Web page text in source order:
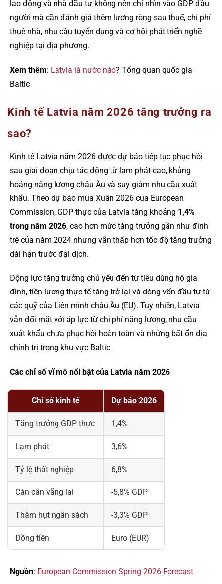
lao động và nhà đầu tư không nên chỉ nhìn vào GDP đầu
người mà cần đánh giá thêm lương ròng sau thuế, chi phí
thuê nhà, nhu cầu tuyển dụng và cơ hội phát triển nghề
nghiệp tại địa phương.
Xem thêm: Latvia là nước nào? Tổng quan quốc gia
Baltic
Kinh tế Latvia năm 2026 tăng trưởng ra
sao?
Kinh tế Latvia năm 2026 được dự báo tiếp tục phục hồi
sau giai đoạn chịu tác động từ lạm phát cao, khủng
hoảng năng lượng châu Âu và suy giảm nhu cầu xuất
khẩu. Theo dự báo mùa Xuân 2026 của European
Commission, GDP thực của Latvia tăng khoảng 1,4%
trong năm 2026, cao hơn mức tăng trưởng gần như đình
trệ của năm 2024 nhưng vẫn thấp hơn tốc độ tăng trưởng
dài hạn trước đại dịch.
Động lực tăng trưởng chủ yếu đến từ tiêu dùng hộ gia
đình, tiền lương thực tế tăng trở lại và dòng vốn đầu tư từ
các quỹ của Liên minh châu Âu (EU). Tuy nhiên, Latvia
vẫn đối mặt với áp lực từ chi phí năng lượng, nhu cầu
xuất khẩu chưa phục hồi hoàn toàn và những bất ổn địa
chính trị trong khu vực Baltic.
Các chỉ số vĩ mô nổi bật của Latvia năm 2026
Chỉ số kinh tế Dự báo 2026
Tăng trưởng GDP thực 1,4%
Lạm phát 3,6%
Tỷ lệ thất nghiệp 6,8%
Cán cân vãng lai -5,8% GDP
Thâm hụt ngân sách -3,3% GDP
Đồng tiền Euro (EUR)
Nguồn: European Commission Spring 2026 Forecast